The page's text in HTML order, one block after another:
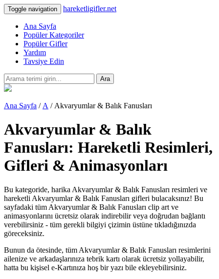
Toggle navigation hareketligifler.net
Ana Sayfa
Popüler Kategoriler
Popüler Gifler
Yardım
Tavsiye Edin
Ara
Ana Sayfa / A / Akvaryumlar & Balık Fanusları
Akvaryumlar & Balık
Fanusları: Hareketli Resimleri,
Gifleri & Animasyonları
Bu kategoride, harika Akvaryumlar & Balık Fanusları resimleri ve
hareketli Akvaryumlar & Balık Fanusları gifleri bulacaksınız! Bu
sayfadaki tüm Akvaryumlar & Balık Fanusları clip art ve
animasyonlarını ücretsiz olarak indirebilir veya doğrudan bağlantı
verebilirsiniz - tüm gerekli bilgiyi çizimin üstüne tıkladığınızda
göreceksiniz.
Bunun da ötesinde, tüm Akvaryumlar & Balık Fanusları resimlerini
ailenize ve arkadaşlarınıza tebrik kartı olarak ücretsiz yollayabilir,
hatta bu kişisel e-Kartınıza hoş bir yazı bile ekleyebilirsiniz.